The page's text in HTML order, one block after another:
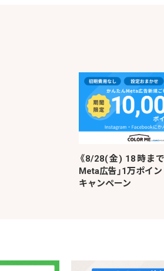
《8/28(金) 18時まで
Meta広告」1万ポイ
キャンペーン